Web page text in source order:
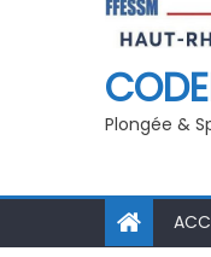
Plongée &
secourisme 2025/26